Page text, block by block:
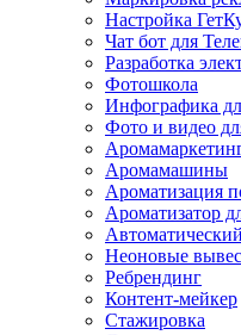
Настройка
Чат бот для
Разработка
Фотошкола
Инфографика
Фото и видео
Аромамашины
Ароматизация
Ароматизатор
Неоновые
Ребрендинг
Контент-мейкер
Стажировка